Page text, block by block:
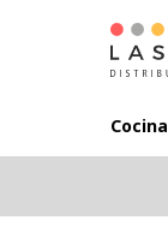
Cocina